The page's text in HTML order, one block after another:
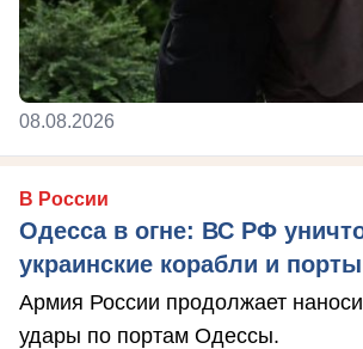
08.08.2026
В России
Одесса в огне: ВС РФ
украинские корабли и порты
Армия России продолжает
удары по портам Одессы.